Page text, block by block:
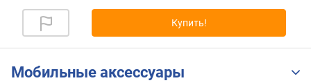
з
ы
а
Купить!
Мобильные аксессуары